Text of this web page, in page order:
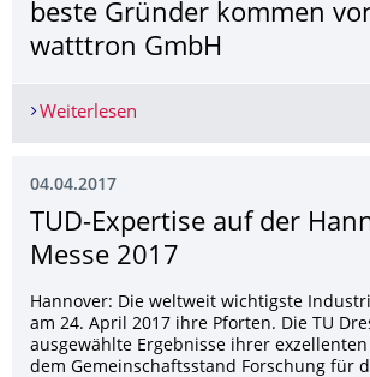
beste Gründer kommen
watttron GmbH
Weiterlesen
04.04.2017
TUD-Expertise auf der
Messe 2017
Hannover: Die weltweit wichtigste
am 24. April 2017 ihre Pforten. Die TU
ausgewählte Ergebnisse ihrer
dem Gemeinschaftsstand Forschung für